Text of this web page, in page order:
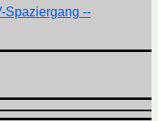
Spaziergang --